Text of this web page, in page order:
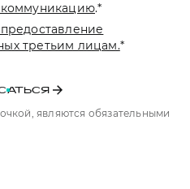
коммуникацию.*
третьим лицам.*
являются обязательными